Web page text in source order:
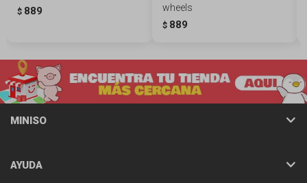
$ 889
wheels
$ 889
MINISO
AYUDA